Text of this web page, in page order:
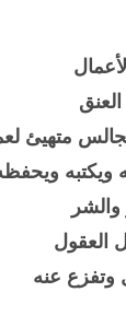
متهيئ
العقول
وتفزع عنه